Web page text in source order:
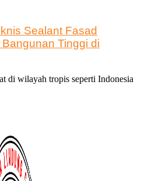
Sealant Fasad
Tinggi di
di wilayah tropis seperti Indonesia